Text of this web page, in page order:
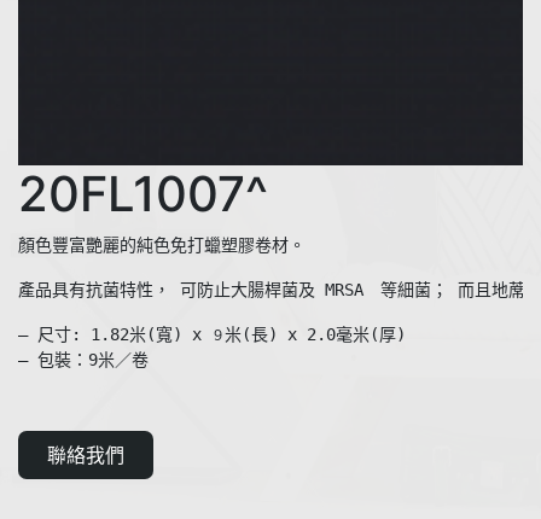
20FL1007^
產品具有抗菌特性， 可防止大腸桿菌及 MRSA　等細菌； 而且地
— 尺寸: 1.82米(寬) x ９米(長) x 2.0毫米(厚)
聯絡我們